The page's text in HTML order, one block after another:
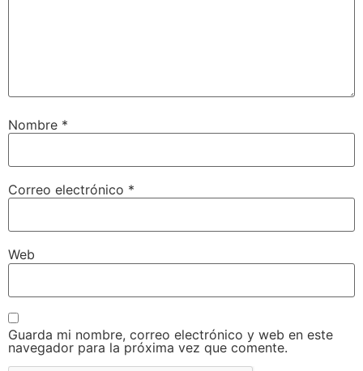
Nombre *
Correo electrónico *
Web
Guarda mi nombre, correo electrónico y web en este
navegador para la próxima vez que comente.